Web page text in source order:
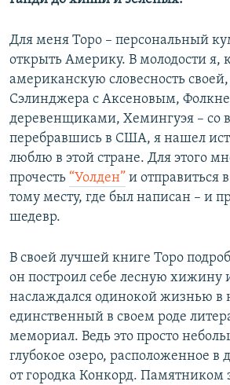
Для меня Торо – персональный
открыть Америку. В молодости я,
американскую словесность
Сэлинджера с Аксеновым,
деревенщиками, Хемингуэя – со
перебравшись в США, я нашел
люблю в этой стране. Для этого
прочесть “Уолден” и отправиться
тому месту, где был написан – и
шедевр.
В своей лучшей книге Торо
он построил себе лесную хижину
наслаждался одинокой жизнью в
единственный в своем роде
мемориал. Ведь это просто
глубокое озеро, расположенное в
от городка Конкорд. Памятником